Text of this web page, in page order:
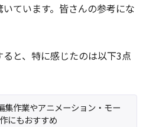
ています。皆さんの参考にな
と、特に感じたのは以下3点
集作業やアニメーション・モー
にもおすすめ